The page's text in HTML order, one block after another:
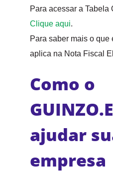
Para acessar a Tabela
Clique aqui.
Para saber mais o que
aplica na Nota Fiscal
Como o
ajudar
empresa